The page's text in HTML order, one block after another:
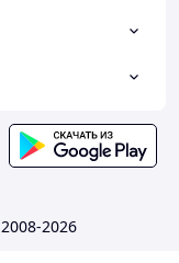
2026